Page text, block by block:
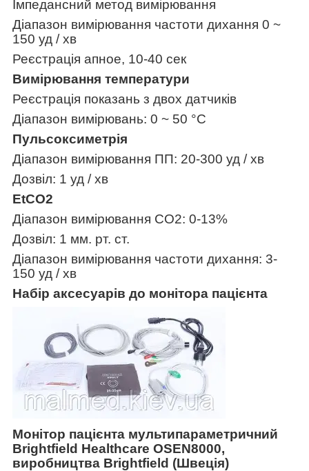
Імпедансний метод вимірювання
Діапазон вимірювання частоти дихання 0 ~
150 уд / хв
Реєстрація апное, 10-40 сек
Вимірювання температури
Реєстрація показань з двох датчиків
Діапазон вимірювань: 0 ~ 50 °С
Пульсоксиметрія
Діапазон вимірювання ПП: 20-300 уд / хв
Дозвіл: 1 уд / хв
EtCO2
Діапазон вимірювання CO2: 0-13%
Дозвіл: 1 мм. рт. ст.
Діапазон вимірювання частоти дихання: 3-
150 уд / хв
Набір аксесуарів до монітора пацієнта
Монітор пацієнта мультипараметричний
Brightfield Healthcare OSEN8000,
виробництва Brightfield (Швеція)